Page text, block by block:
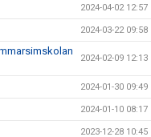
2024-04-02 12:57
2024-03-22 09:58
2024-02-09 12:13
2024-01-30 09:49
2024-01-10 08:17
2023-12-28 10:45